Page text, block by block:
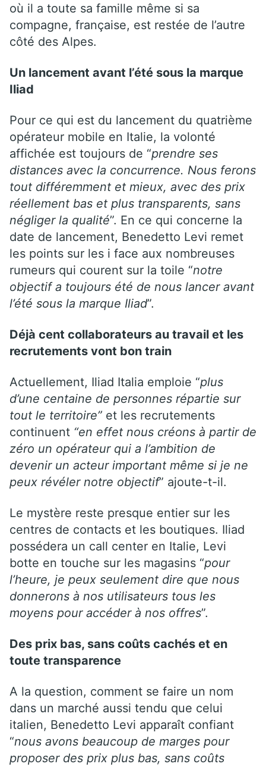
où il a toute sa famille même si sa
compagne, française, est restée de l’autre
côté des Alpes.
Un lancement avant l’été sous la marque
Iliad
Pour ce qui est du lancement du quatrième
opérateur mobile en Italie, la volonté
affichée est toujours de “prendre ses
distances avec la concurrence. Nous ferons
tout différemment et mieux, avec des prix
réellement bas et plus transparents, sans
négliger la qualité”. En ce qui concerne la
date de lancement, Benedetto Levi remet
les points sur les i face aux nombreuses
rumeurs qui courent sur la toile “notre
objectif a toujours été de nous lancer avant
l’été sous la marque Iliad”.
Déjà cent collaborateurs au travail et les
recrutements vont bon train
Actuellement, Iliad Italia emploie “plus
d’une centaine de personnes répartie sur
tout le territoire” et les recrutements
continuent “en effet nous créons à partir de
zéro un opérateur qui a l’ambition de
devenir un acteur important même si je ne
peux révéler notre objectif” ajoute-t-il.
Le mystère reste presque entier sur les
centres de contacts et les boutiques. Iliad
possédera un call center en Italie, Levi
botte en touche sur les magasins “pour
l’heure, je peux seulement dire que nous
donnerons à nos utilisateurs tous les
moyens pour accéder à nos offres”.
Des prix bas, sans coûts cachés et en
toute transparence
A la question, comment se faire un nom
dans un marché aussi tendu que celui
italien, Benedetto Levi apparaît confiant
“nous avons beaucoup de marges pour
proposer des prix plus bas, sans coûts